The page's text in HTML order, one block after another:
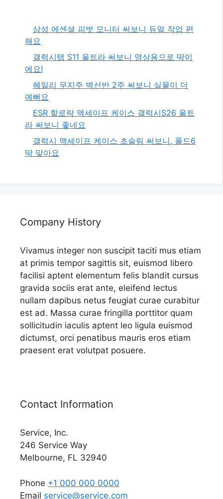
삼성 에센셜 피벗 모니터 써보니 듀얼 작업 편
해요
갤럭시탭 S11 울트라 써보니 영상용으로 딱이
에요!
헤일리 무지주 벽선반 2주 써보니 실물이 더
예뻐요
ESR 할로락 맥세이프 케이스 갤럭시S26 울트
라 써보니 좋네요
갤럭시 맥세이프 케이스 초슬림 써보니, 폴드6
딱 맞아요
Company History
Vivamus integer non suscipit taciti mus etiam
at primis tempor sagittis sit, euismod libero
facilisi aptent elementum felis blandit cursus
gravida sociis erat ante, eleifend lectus
nullam dapibus netus feugiat curae curabitur
est ad. Massa curae fringilla porttitor quam
sollicitudin iaculis aptent leo ligula euismod
dictumst, orci penatibus mauris eros etiam
praesent erat volutpat posuere.
Contact Information
Service, Inc.
246 Service Way
Melbourne, FL 32940
Phone +1 000 000 0000
Email service@service.com